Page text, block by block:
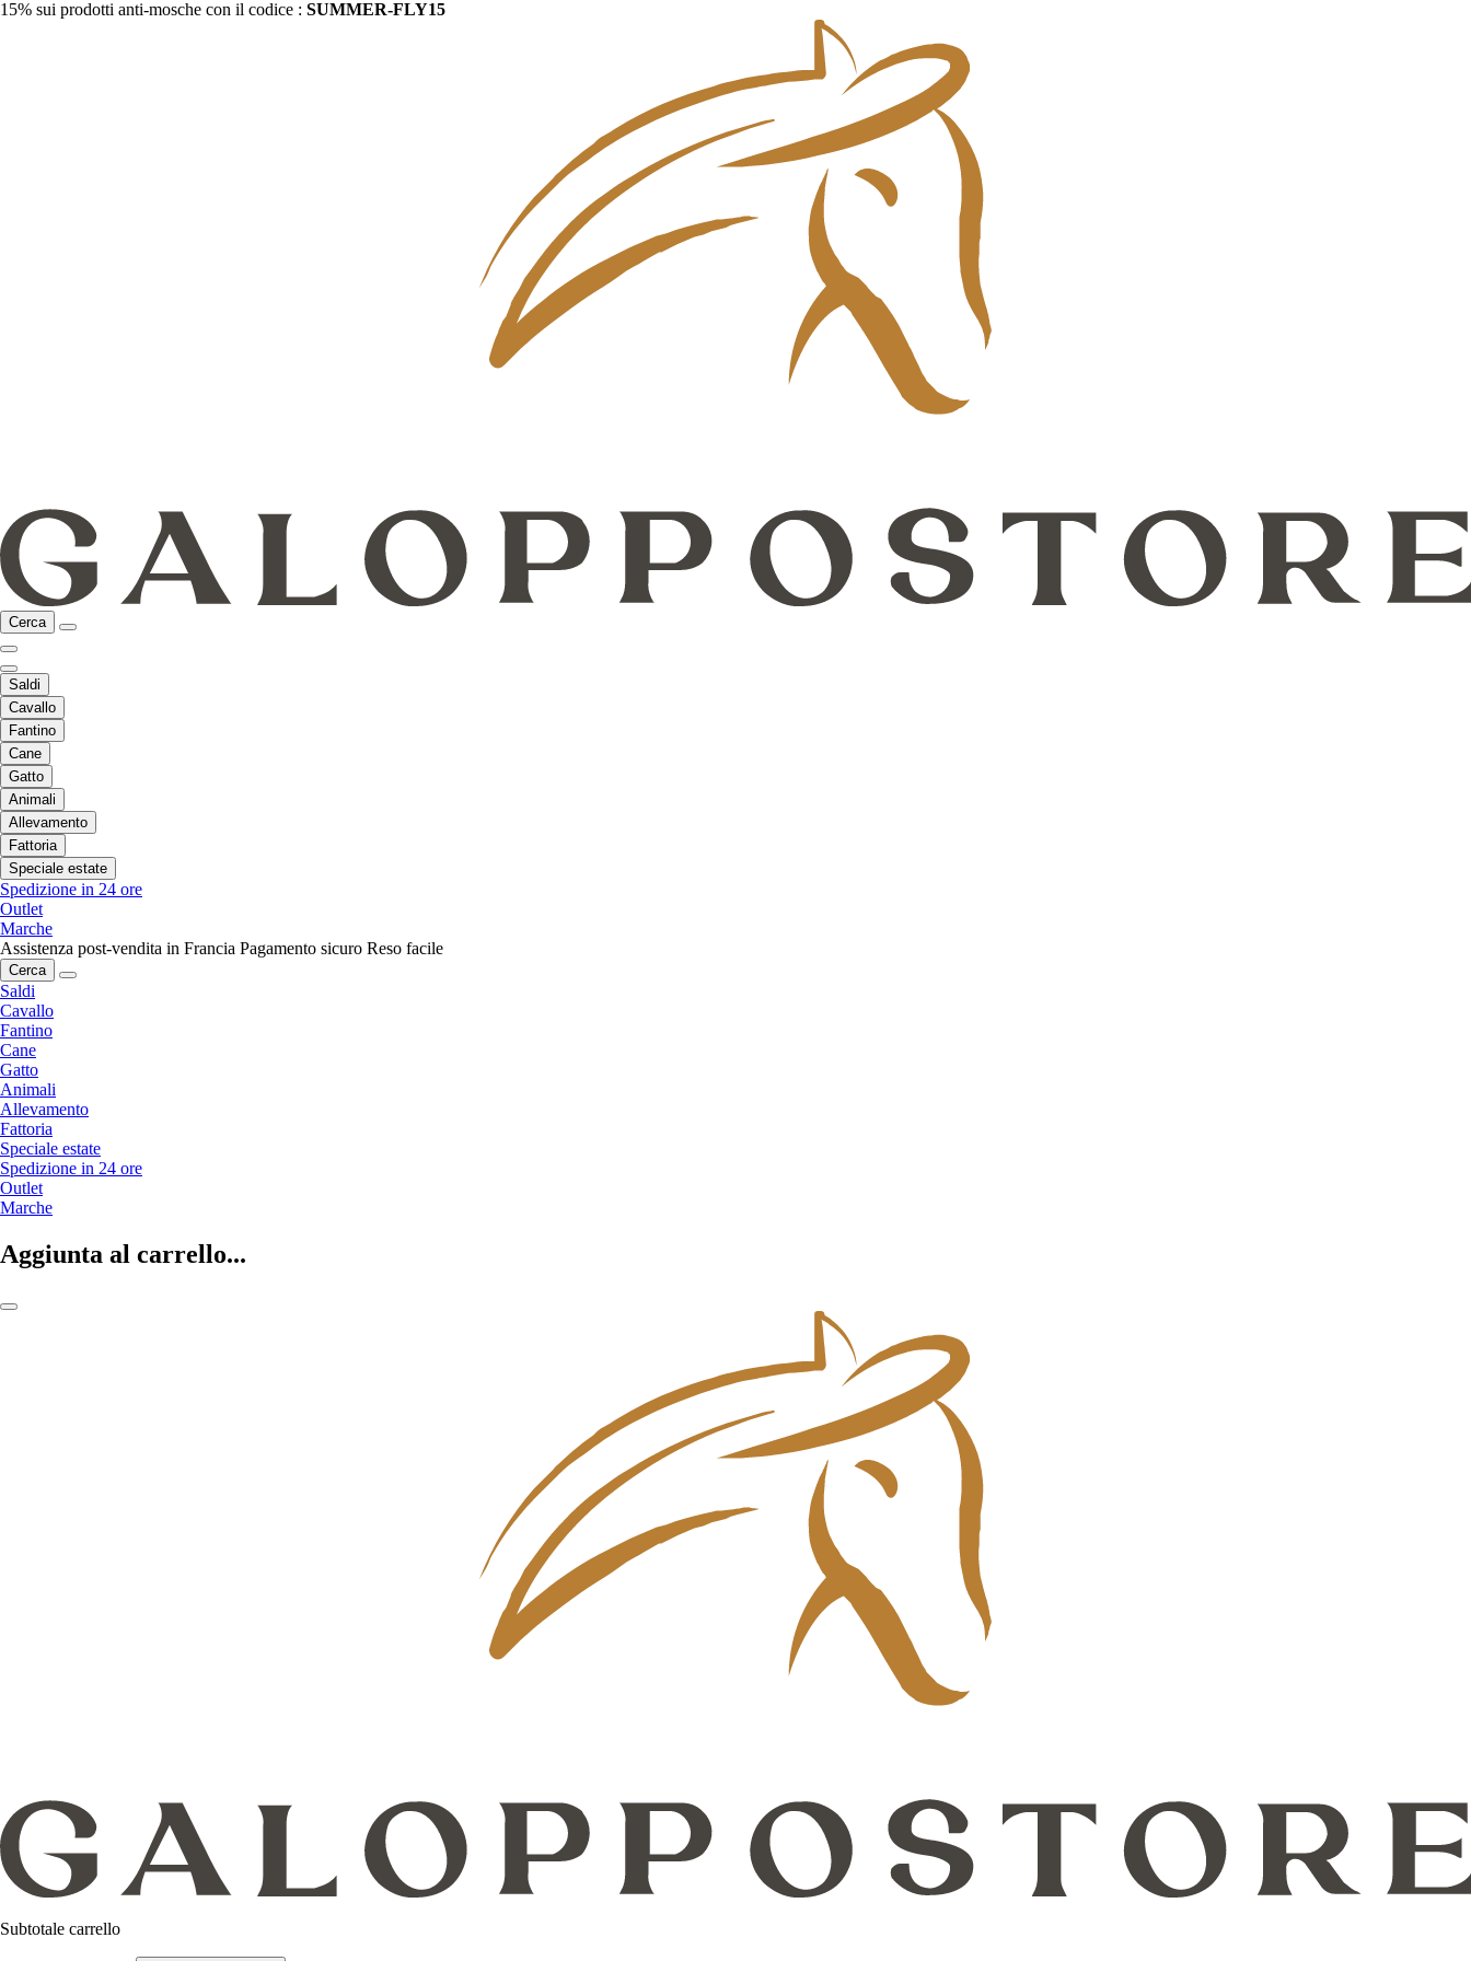
15% sui prodotti anti-mosche con il codice : SUMMER-FLY15
Cerca
Saldi
Cavallo
Fantino
Cane
Gatto
Animali
Allevamento
Fattoria
Speciale estate
Spedizione in 24 ore
Outlet
Marche
Assistenza post-vendita in Francia Pagamento sicuro Reso facile
Cerca
Saldi
Cavallo
Fantino
Cane
Gatto
Animali
Allevamento
Fattoria
Speciale estate
Spedizione in 24 ore
Outlet
Marche
Aggiunta al carrello...
Subtotale carrello